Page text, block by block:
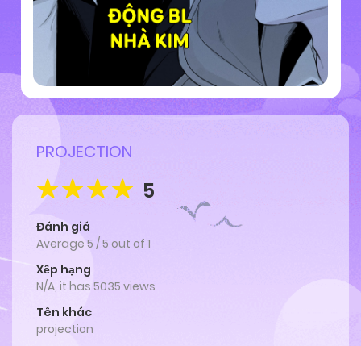
PROJECTION
5
Đánh giá
Average 5 /5 out of 1
Xếp hạng
N/A, it has 5035 views
Tên khác
projection